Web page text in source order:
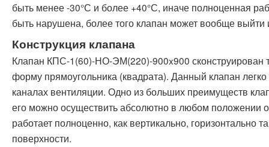
быть менее -30°С и более +40°С, иначе полноценная
быть нарушена, более того клапан может вообще выйти
Конструкция клапана
Клапан КПС-1(60)-НО-ЭМ(220)-900x900 сконструирован
форму прямоугольника (квадрата). Данный клапан
каналах вентиляции. Одно из больших преимуществ
его можно осуществить абсолютно в любом положении
работает полноценно, как вертикально, горизонтально
поверхности.